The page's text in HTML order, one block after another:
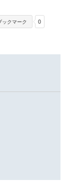
0
ックマーク